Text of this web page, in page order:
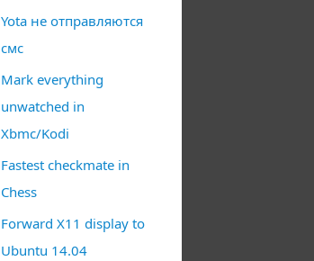
Yota не отправляются
смс
Mark everything
unwatched in
Xbmc/Kodi
Fastest checkmate in
Chess
Forward X11 display to
Ubuntu 14.04